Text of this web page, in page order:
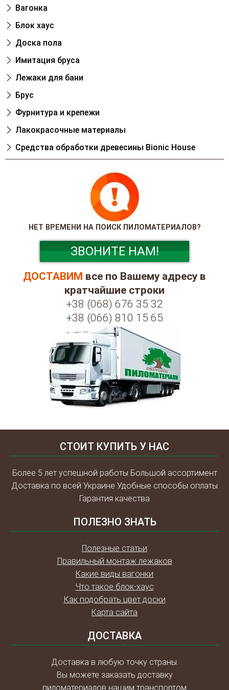
Вагонка
Блок хаус
Доска пола
Имитация бруса
Лежаки для бани
Брус
Фурнитура и крепежи
Лакокрасочные материалы
Cредства обработки древесины Bionic House
НЕТ ВРЕМЕНИ НА ПОИСК ПИЛОМАТЕРИАЛОВ?
ЗВОНИТЕ НАМ!
ДОСТАВИМ все по Вашему адресу в
кратчайшие строки
+38 (068) 676 35 32
+38 (066) 810 15 65
СТОИТ КУПИТЬ У НАС
Более 5 лет успешной работы Большой ассортимент
Доставка по всей Украине Удобные способы оплаты
Гарантия качества
ПОЛЕЗНО ЗНАТЬ
Полезные статьи
Правильный монтаж лежаков
Какие виды вагонки
Что такое блок-хаус
Как подобрать цвет доски
Карта сайта
ДОСТАВКА
Доставка в любую точку страны.
Вы можете заказать доставку
пиломатериалов нашим транспортом